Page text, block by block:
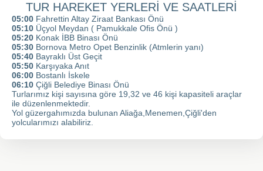
TUR HAREKET YERLERİ VE SAATLERİ
05:00 Fahrettin Altay Ziraat Bankası Önü
05:10 Üçyol Meydan ( Pamukkale Ofis Önü )
05:20 Konak İBB Binası Önü
05:30 Bornova Metro Opet Benzinlik (Atmlerin yanı)
05:40 Bayraklı Üst Geçit
05:50 Karşıyaka Anıt
06:00 Bostanlı İskele
06:10 Çiğli Belediye Binası Önü
Turlarımız kişi sayısına göre 19,32 ve 46 kişi kapasiteli araçlar
ile düzenlenmektedir.
Yol güzergahımızda bulunan Aliağa,Menemen,Çiğli'den
yolcularımızı alabiliriz.